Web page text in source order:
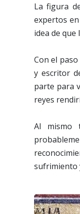
La figura
expertos
idea de que
Con el
y escritor
parte para
reyes
Al mismo
sufrimiento